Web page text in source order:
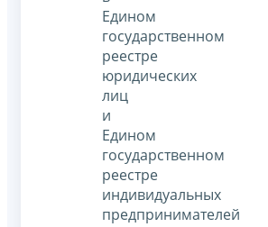
Едином
государственном
реестре
юридических
лиц
и
Едином
государственном
реестре
индивидуальных
предпринимателей